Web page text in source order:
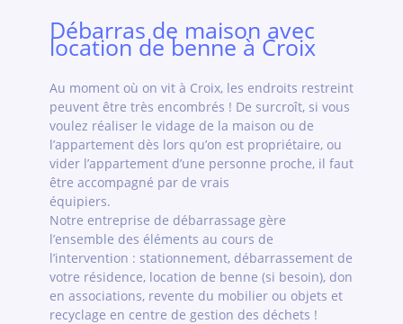
Débarras de maison avec
location de benne à Croix
Au moment où on vit à Croix, les endroits restreint
peuvent être très encombrés ! De surcroît, si vous
voulez réaliser le vidage de la maison ou de
l’appartement dès lors qu’on est propriétaire, ou
vider l’appartement d’une personne proche, il faut
être accompagné par de vrais
équipiers.
Notre entreprise de débarrassage gère
l’ensemble des éléments au cours de
l’intervention : stationnement, débarrassement de
votre résidence, location de benne (si besoin), don
en associations, revente du mobilier ou objets et
recyclage en centre de gestion des déchets !